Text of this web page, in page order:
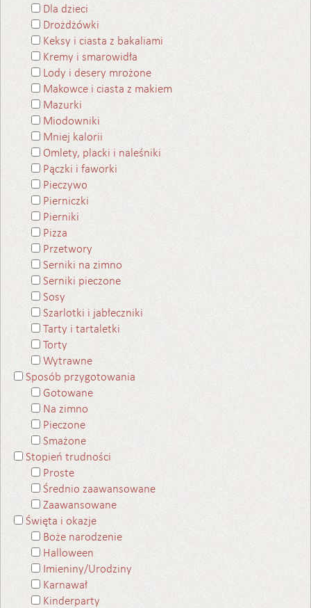
Dla dzieci
Drożdżówki
Keksy i ciasta z bakaliami
Kremy i smarowidła
Lody i desery mrożone
Makowce i ciasta z makiem
Mazurki
Miodowniki
Mniej kalorii
Omlety, placki i naleśniki
Pączki i faworki
Pieczywo
Pierniczki
Pierniki
Pizza
Przetwory
Serniki na zimno
Serniki pieczone
Sosy
Szarlotki i jabłeczniki
Tarty i tartaletki
Torty
Wytrawne
Sposób przygotowania
Gotowane
Na zimno
Pieczone
Smażone
Stopień trudności
Proste
Średnio zaawansowane
Zaawansowane
Święta i okazje
Boże narodzenie
Halloween
Imieniny/Urodziny
Karnawał
Kinderparty